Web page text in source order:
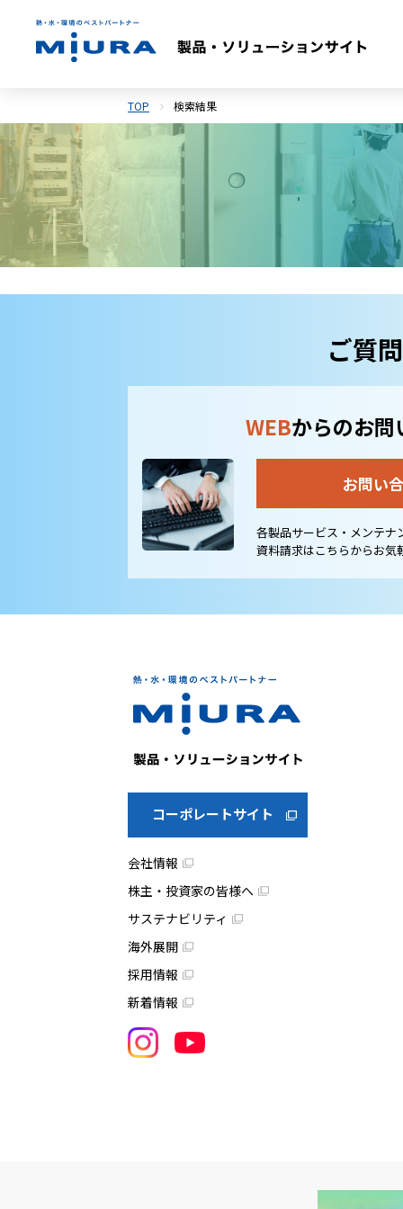
TOP 検索結果
ご質
WEBからのお問
お問い
各製品サービス・メンテナ
資料請求はこちらからお気
コーポレートサイト
会社情報
株主・投資家の皆様へ
サステナビリティ
海外展開
採用情報
新着情報